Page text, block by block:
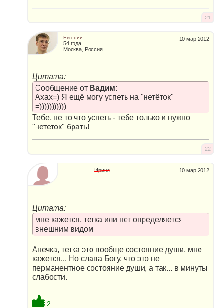
21
10 мар 2012
Евгений
54 года
Москва, Россия
Цитата:
Сообщение от Вадим:
Ахах=) Я ещё могу успеть на "нетёток"
=)))))))))))
Тебе, не то что успеть - тебе только и нужно
"нететок" брать!
22
10 мар 2012
Ирина
Цитата:
мне кажется, тетка или нет определяется
внешним видом
Анечка, тетка это вообще состояние души, мне
кажется... Но слава Богу, что это не
перманентное состояние души, а так... в минуты
слабости.
2